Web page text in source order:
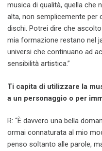
musica di qualità, quella che
alta, non semplicemente per
dischi. Potrei dire che
mia formazione restano nel
universi che continuano ad
sensibilità artistica.”
Ti capita di utilizzare la
a un personaggio o per
R: “È davvero una bella
ormai connaturata al mio
penso soltanto alle parole,